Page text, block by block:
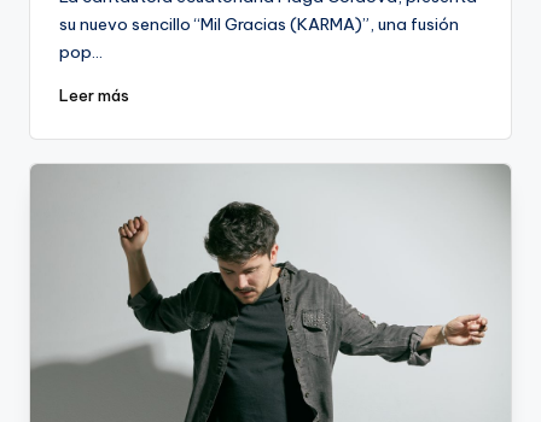
su nuevo sencillo “Mil Gracias (KARMA)”, una fusión
pop…
Leer más